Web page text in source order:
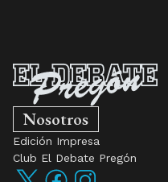
Nosotros
Edición Impresa
Club El Debate Pregón